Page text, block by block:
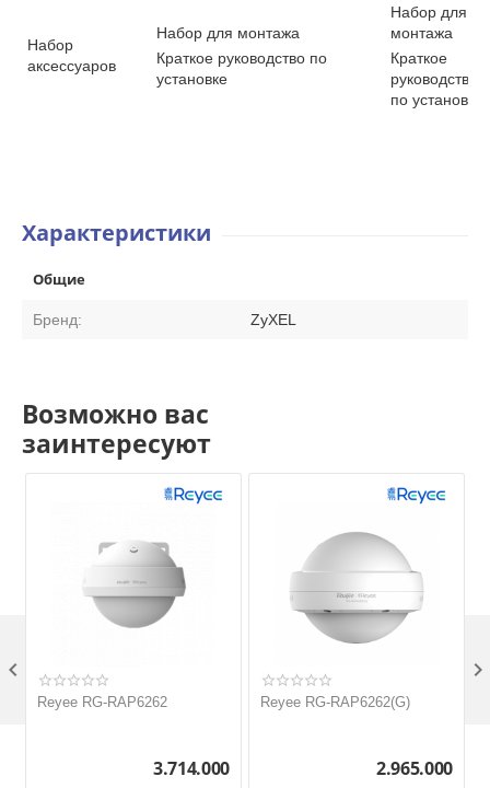
Набор
аксессуаров
Набор для монтажа
Краткое руководство по
установке
Набор для
монтажа
Краткое
руководство
по установке
Характеристики
Общие
Бренд: ZyXEL
Возможно вас
заинтересуют
Reyee RG-RAP6262
3.714.000
Reyee RG-RAP6262(G)
2.965.000
 